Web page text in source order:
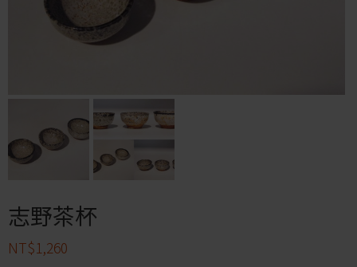
志野茶杯
NT$1,260